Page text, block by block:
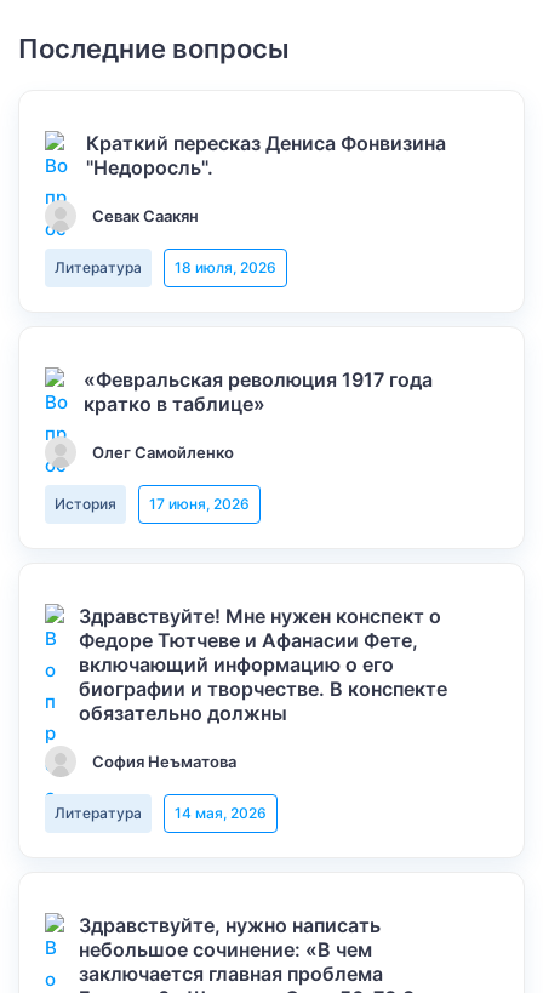
Последние вопросы
Краткий пересказ Дениса Фонвизина
"Недоросль".
Севак Саакян
Литература 18 июля, 2026
«Февральская революция 1917 года
кратко в таблице»
Олег Самойленко
История 17 июня, 2026
Здравствуйте! Мне нужен конспект о
Федоре Тютчеве и Афанасии Фете,
включающий информацию о его
биографии и творчестве. В конспекте
обязательно должны
София Неъматова
Литература 14 мая, 2026
Здравствуйте, нужно написать
небольшое сочинение: «В чем
заключается главная проблема